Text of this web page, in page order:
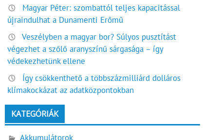
Magyar Péter: szombattól teljes kapacitással
újraindulhat a Dunamenti Erőmű
Veszélyben a magyar bor? Súlyos pusztítást
végezhet a szőlő aranyszínű sárgasága – így
védekezhetünk ellene
Így csökkenthető a többszázmilliárd dolláros
klímakockázat az adatközpontokban
KATEGÓRIÁK
Akkumulátorok